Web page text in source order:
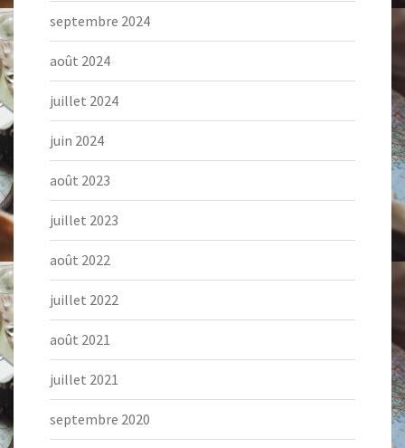
septembre 2024
août 2024
juillet 2024
juin 2024
août 2023
juillet 2023
août 2022
juillet 2022
août 2021
juillet 2021
septembre 2020